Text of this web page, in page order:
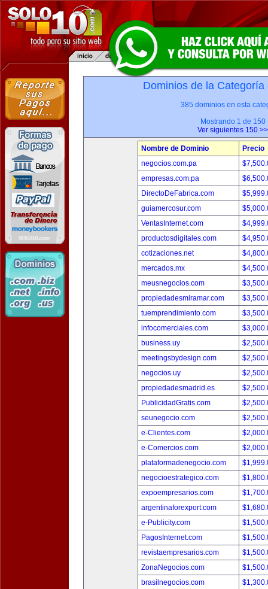
Dominios de la
385 dominios en esta
Mostrando 1 de 150
Ver siguientes 150 >>
Nombre de Dominio
Precio
negocios.com.pa
empresas.com.pa
DirectoDeFabrica.com
guiamercosur.com
VentasInternet.com
productosdigitales.com
cotizaciones.net
mercados.mx
meusnegocios.com
propiedadesmiramar.com
tuemprendimiento.com
infocomerciales.com
business.uy
meetingsbydesign.com
negocios.uy
propiedadesmadrid.es
PublicidadGratis.com
seunegocio.com
e-Clientes.com
e-Comercios.com
plataformadenegocio.com
negocioestrategico.com
expoempresarios.com
argentinaforexport.com
e-Publicity.com
PagosInternet.com
revistaempresarios.com
ZonaNegocios.com
brasilnegocios.com